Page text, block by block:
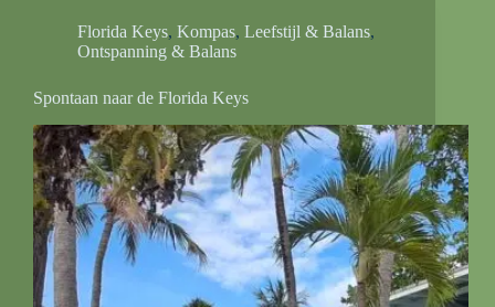
Florida Keys, Kompas, Leefstijl & Balans,
Ontspanning & Balans
Spontaan naar de Florida Keys